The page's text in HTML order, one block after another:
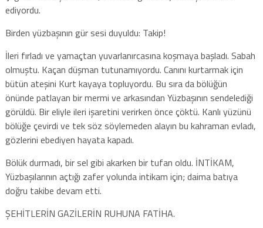
ediyordu.
Birden yüzbaşının gür sesi duyuldu: Takip!
İleri fırladı ve yamaçtan yuvarlanırcasına koşmaya başladı. Sabah
olmuştu. Kaçan düşman tutunamıyordu. Canını kurtarmak için
bütün ateşini Kurt kayaya topluyordu. Bu sıra da bölüğün
önünde patlayan bir mermi ve arkasından Yüzbaşının sendelediği
görüldü. Bir eliyle ileri işaretini verirken önce çöktü. Kanlı yüzünü
bölüğe çevirdi ve tek söz söylemeden alayın bu kahraman evladı,
gözlerini ebediyen hayata kapadı.
Bölük durmadı, bir sel gibi akarken bir tufan oldu. İNTİKAM,
Yüzbaşılarının açtığı zafer yolunda intikam için; daima batıya
doğru takibe devam etti.
ŞEHİTLERİN GAZİLERİN RUHUNA FATİHA.